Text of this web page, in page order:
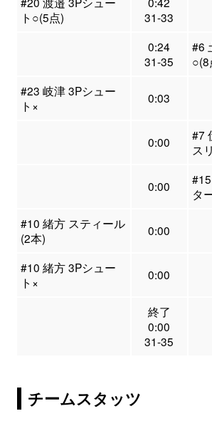
ト○(5点)
31-33
0:24
31-35
#6
○(8
#23 岐津 3Pシュー
ト×
0:03
0:00
#7
ス
0:00
タ
#10 緒方 スティール
(2本)
0:00
#10 緒方 3Pシュー
ト×
0:00
終了
0:00
31-35
チームスタッツ